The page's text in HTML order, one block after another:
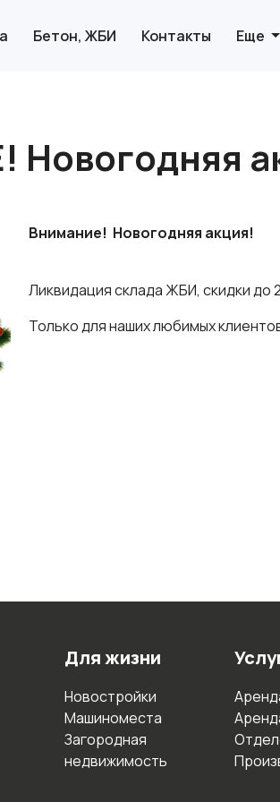
Бетон, ЖБИ Контакты Еще
Внимание! Новогодняя акция!
Ликвидация склада ЖБИ, скидки до
Только для наших любимых
Для жизни
Новостройки
Машиноместа
Загородная
недвижимость